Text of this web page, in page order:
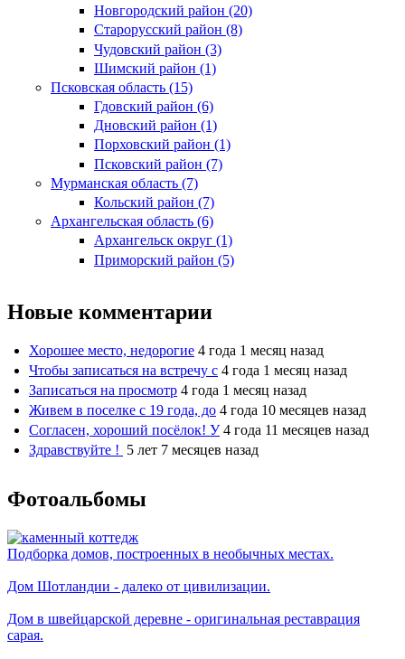
Новгородский район (20)
Старорусский район (8)
Чудовский район (3)
Шимский район (1)
Псковская область (15)
Гдовский район (6)
Дновский район (1)
Порховский район (1)
Псковский район (7)
Мурманская область (7)
Кольский район (7)
Архангельская область (6)
Архангельск округ (1)
Приморский район (5)
Новые комментарии
Хорошее место, недорогие 4 года 1 месяц назад
Чтобы записаться на встречу с 4 года 1 месяц назад
Записаться на просмотр 4 года 1 месяц назад
Живем в поселке с 19 года, до 4 года 10 месяцев назад
Согласен, хороший посёлок! У 4 года 11 месяцев назад
Здравствуйте ! 5 лет 7 месяцев назад
Фотоальбомы
Подборка домов, построенных в необычных местах.
Дом Шотландии - далеко от цивилизации.
Дом в швейцарской деревне - оригинальная реставрация
сарая.